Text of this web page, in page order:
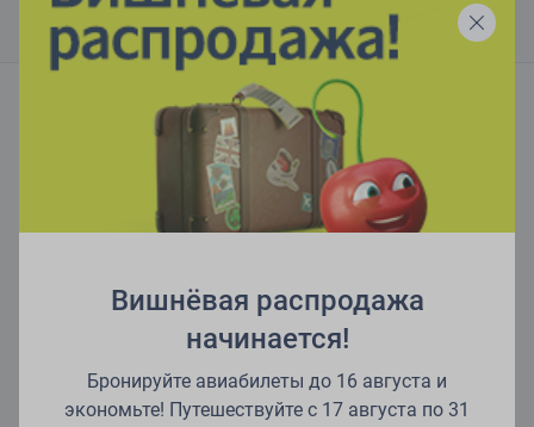
Читайте больше в нашем блоге
Французская Ривьера: все оттенки лазури
Вишнёвая распродажа
начинается!
Бронируйте авиабилеты до 16 августа и
экономьте! Путешествуйте с 17 августа по 31